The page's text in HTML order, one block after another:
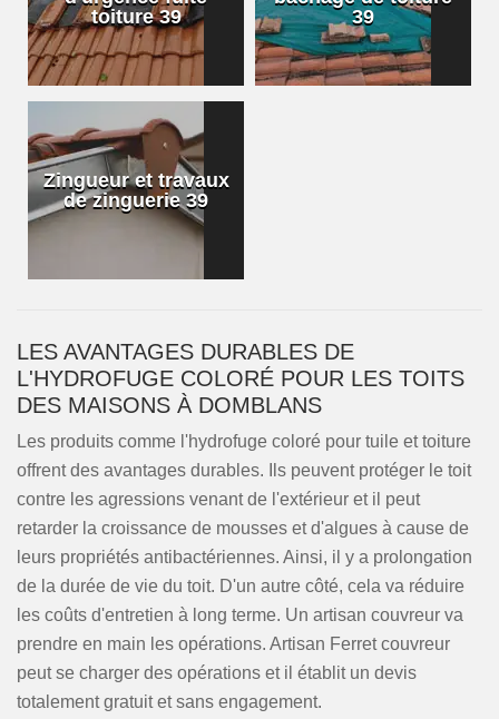
toiture 39
39
Zingueur et travaux
de zinguerie 39
LES AVANTAGES DURABLES DE
L'HYDROFUGE COLORÉ POUR LES TOITS
DES MAISONS À DOMBLANS
Les produits comme l'hydrofuge coloré pour tuile et toiture
offrent des avantages durables. Ils peuvent protéger le toit
contre les agressions venant de l'extérieur et il peut
retarder la croissance de mousses et d'algues à cause de
leurs propriétés antibactériennes. Ainsi, il y a prolongation
de la durée de vie du toit. D'un autre côté, cela va réduire
les coûts d'entretien à long terme. Un artisan couvreur va
prendre en main les opérations. Artisan Ferret couvreur
peut se charger des opérations et il établit un devis
totalement gratuit et sans engagement.